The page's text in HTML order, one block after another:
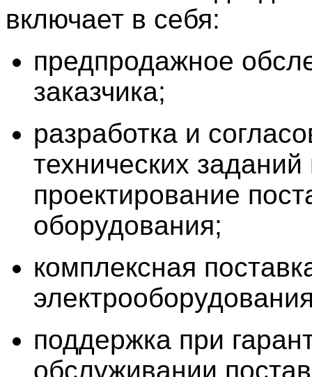
включает в себя:
предпродажное
заказчика;
разработка и
технических заданий
проектирование
оборудования;
комплексная
поддержка при
обслуживании